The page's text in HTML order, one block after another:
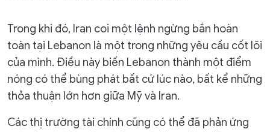
Trong khi đó, Iran coi một lệnh ngừng bắn hoàn
toàn tại Lebanon là một trong những yêu cầu cốt lõi
của mình. Điều này biến Lebanon thành một điểm
nóng có thể bùng phát bất cứ lúc nào, bất kể những
thỏa thuận lớn hơn giữa Mỹ và Iran.
Các thị trường tài chính cũng có thể đã phản ứng